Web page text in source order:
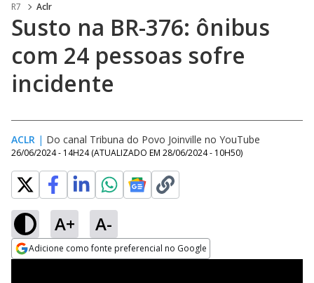
R7 Aclr
Susto na BR-376: ônibus
com 24 pessoas sofre
incidente
ACLR | Do canal Tribuna do Povo Joinville no YouTube
26/06/2024 - 14H24 (ATUALIZADO EM 28/06/2024 - 10H50)
A+ A-
Adicione como fonte preferencial no Google